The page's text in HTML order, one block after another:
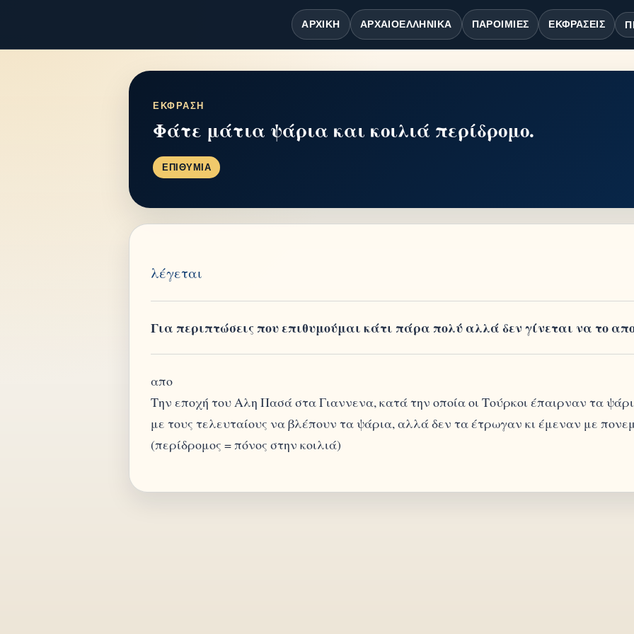
ΑΡΧΙΚΉ ΑΡΧΑΙΟΕΛΛΗΝΙΚΆ ΠΑΡΟΙΜΊΕΣ ΕΚΦΡΆΣΕΙΣ
ΕΚΦΡΑΣΗ
Φάτε μάτια ψάρια και κοιλιά περίδρομο.
ΕΠΙΘΥΜΙΑ
λέγεται
Για περιπτώσεις που επιθυμούμαι κάτι πάρα πολύ αλλά δεν γίνεται να το
απο
Την εποχή του Αλη Πασά στα Γιαννενα, κατά την οποία οι Τούρκοι έπαιρναν τα
με τους τελευταίους να βλέπουν τα ψάρια, αλλά δεν τα έτρωγαν κι έμεναν με
(περίδρομος = πόνος στην κοιλιά)